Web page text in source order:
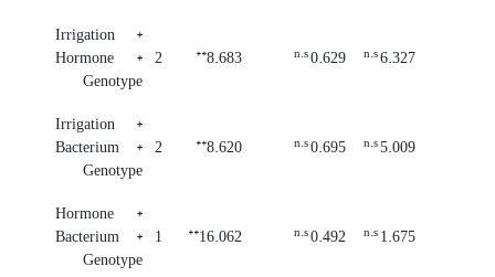
6.327
n.s
0.629
n.s
8.683
**
2
Irrigation *
Hormone *
Genotype
5.009
n.s
0.695
n.s
8.620
**
2
Irrigation *
Bacterium *
Genotype
1.675
n.s
0.492
n.s
16.062
**
1
Hormone *
Bacterium *
Genotype